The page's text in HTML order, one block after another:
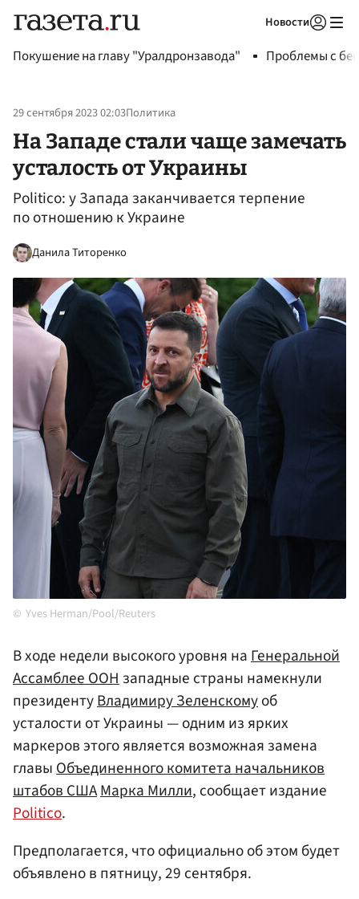
Новости
Покушение на главу "Уралдронзавода" Проблемы с
29 сентября 2023 02:03Политика
На Западе стали чаще замечать
усталость от Украины
Politico: у Запада заканчивается терпение
по отношению к Украине
Данила Титоренко
Yves Herman/Pool/Reuters
В ходе недели высокого уровня наГенеральной
Ассамблее ООНзападные страны намекнули
президентуВладимиру Зеленскомуоб
усталости от Украины — одним из ярких
маркеров этого является возможная замена
главыОбъединенного комитета начальников
штабовСШАМарка Милли, сообщает издание
Politico.
Предполагается, что официально об этом будет
объявлено в пятницу, 29 сентября.